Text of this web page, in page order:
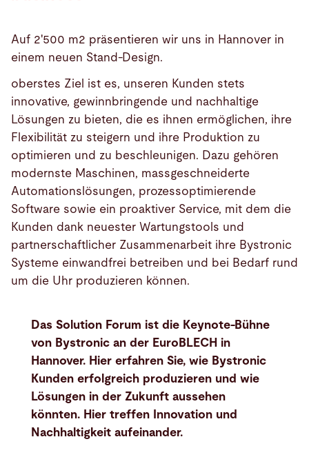
Auf 2'500 m2 präsentieren wir uns in Hannover in
einem neuen Stand-Design.
oberstes Ziel ist es, unseren Kunden stets
innovative, gewinnbringende und nachhaltige
Lösungen zu bieten, die es ihnen ermöglichen, ihre
Flexibilität zu steigern und ihre Produktion zu
optimieren und zu beschleunigen. Dazu gehören
modernste Maschinen, massgeschneiderte
Automationslösungen, prozessoptimierende
Software sowie ein proaktiver Service, mit dem die
Kunden dank neuester Wartungstools und
partnerschaftlicher Zusammenarbeit ihre Bystronic
Systeme einwandfrei betreiben und bei Bedarf rund
um die Uhr produzieren können.
Das Solution Forum ist die Keynote-Bühne
von Bystronic an der EuroBLECH in
Hannover. Hier erfahren Sie, wie Bystronic
Kunden erfolgreich produzieren und wie
Lösungen in der Zukunft aussehen
könnten. Hier treffen Innovation und
Nachhaltigkeit aufeinander.